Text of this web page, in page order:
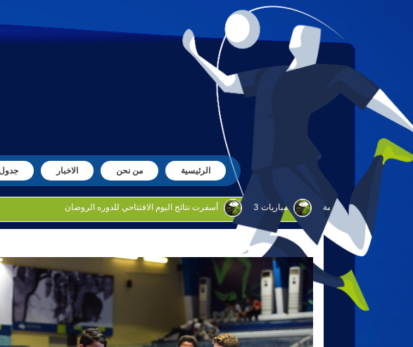
جدول الاخبار من نحن الرئيسية
أسفرت نتائج اليوم الافتتاحي للدوره الروضان 3 مباريات